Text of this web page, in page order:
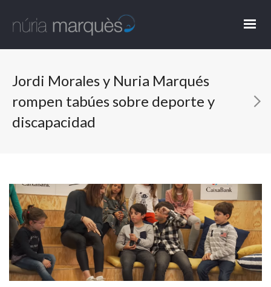
Jordi Morales y Nuria Marqués
rompen tabúes sobre deporte y
discapacidad